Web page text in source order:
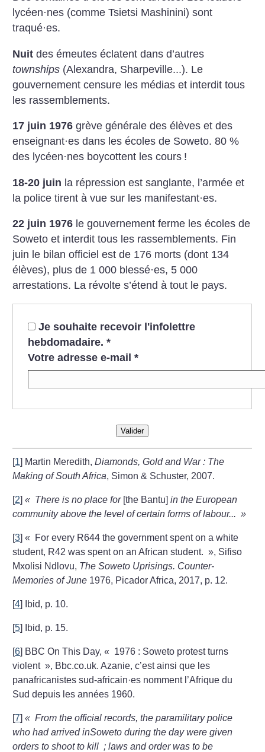
lycéen·nes (comme Tsietsi Mashinini) sont
traqué·es.
Nuitdes émeutes éclatent dans d’autres
townships (Alexandra, Sharpeville...). Le
gouvernement censure les médias et interdit tous
les rassemblements.
17 juin 1976 grève générale des élèves et des
enseignant·es dans les écoles de Soweto. 80 %
des lycéen·nes boycottent les cours !
18-20 juin la répression est sanglante, l’armée et
la police tirent à vue sur les manifestant·es.
22 juin 1976 le gouvernement ferme les écoles de
Soweto et interdit tous les rassemblements. Fin
juin le bilan officiel est de 176 morts (dont 134
élèves), plus de 1 000 blessé·es, 5 000
arrestations. La révolte s’étend à tout le pays.
Je souhaite recevoir l'infolettre
hebdomadaire. *
Votre adresse e-mail *
Valider
[1] Martin Meredith, Diamonds, Gold and War : The
Making of South Africa, Simon & Schuster, 2007.
[2]« There is no place for[the Bantu]in the European
community above the level of certain forms of labour... »
[3]«
For every R644 the government spent on a white
student, R42 was spent on an African student. », Sifiso
Mxolisi Ndlovu, The Soweto Uprisings. Counter-
Memories of June 1976, Picador Africa, 2017, p. 12.
[4] Ibid, p. 10.
[5] Ibid, p. 15.
[6] BBC On This Day, « 1976 : Soweto protest turns
violent », Bbc.co.uk. Azanie, c’est ainsi que les
panafricanistes sud-africain·es nomment l’Afrique du
Sud depuis les années 1960.
[7]« From the official records, the paramilitary police
who had arrived inSoweto during the day were given
orders to shoot to kill ; laws and order was to be